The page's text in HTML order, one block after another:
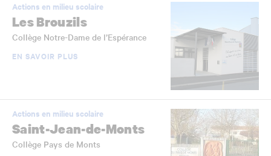
Actions en milieu scolaire
Les Brouzils
Collège Notre-Dame de l’Espérance
EN SAVOIR PLUS
Actions en milieu scolaire
Saint-Jean-de-Monts
Collège Pays de Monts